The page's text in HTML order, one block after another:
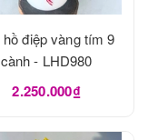
hồ điệp vàng tím 9
cành - LHD980
2.250.000₫